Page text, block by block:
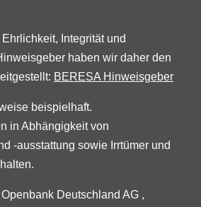
Integrität und
haben wir daher den
BERESA Hinweisgeber
beispielhaft.
in Abhängigkeit von
-ausstattung sowie Irrtümer und
Deutschland AG ,